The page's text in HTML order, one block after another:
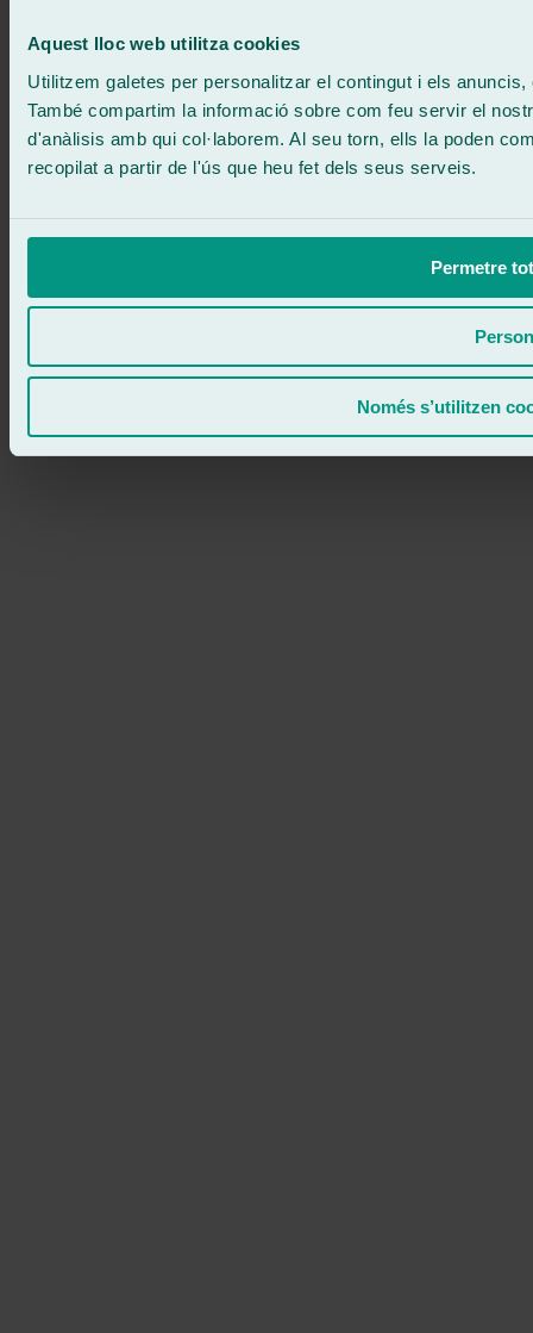
Aquest lloc web utilitza cookies
Utilitzem galetes per personalitzar el contingut i els
També compartim la informació sobre com feu servir el
d'anàlisis amb qui col·laborem. Al seu torn, ells la poden
recopilat a partir de l'ús que heu fet dels seus serveis.
Permetre
Només s’utilitzen
ATENCIÓ 24/7 Contacta'ns